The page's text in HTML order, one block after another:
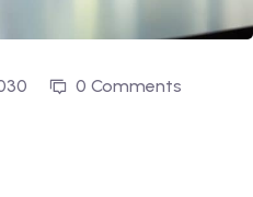
0 Comments